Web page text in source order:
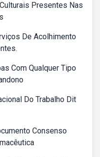
Presentes Nas
De Acolhimento
Com Qualquer Tipo
Do Trabalho Dit
Consenso